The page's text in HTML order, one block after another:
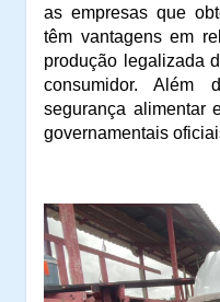
as empresas que
têm vantagens em
produção legalizada
consumidor. Além
segurança alimentar
governamentais